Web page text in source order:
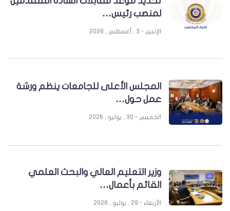
لمنصب رئيس…
الإثنين - 3 , أغسطس , 2026
المجلس الأعلى للجامعات ينظم ورشة
عمل حول…
الخميس - 30 , يوليو , 2026
وزير التعليم العالي والبحث العلمي
القائم بأعمال…
الأربعاء - 29 , يوليو , 2026